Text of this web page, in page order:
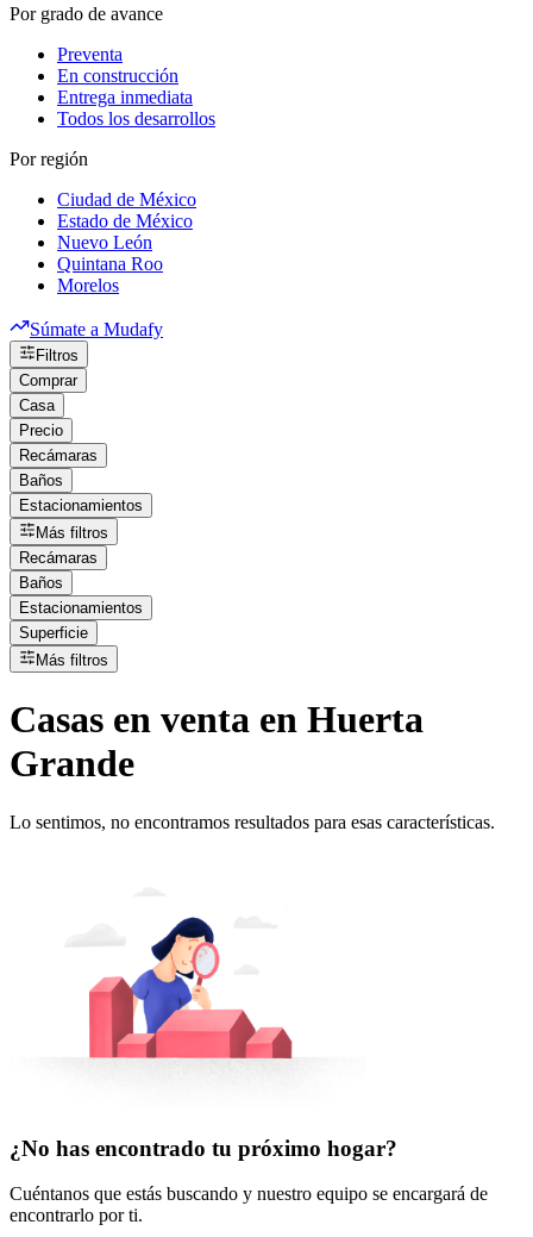
Por grado de avance
Preventa
En construcción
Entrega inmediata
Todos los desarrollos
Por región
Ciudad de México
Estado de México
Nuevo León
Quintana Roo
Morelos
Súmate a Mudafy
Filtros
Comprar
Casa
Precio
Recámaras
Baños
Estacionamientos
Más filtros
Recámaras
Baños
Estacionamientos
Superficie
Más filtros
Casas en venta en Huerta
Grande
Lo sentimos, no encontramos resultados para esas características.
¿No has encontrado tu próximo hogar?
Cuéntanos que estás buscando y nuestro equipo se encargará de
encontrarlo por ti.